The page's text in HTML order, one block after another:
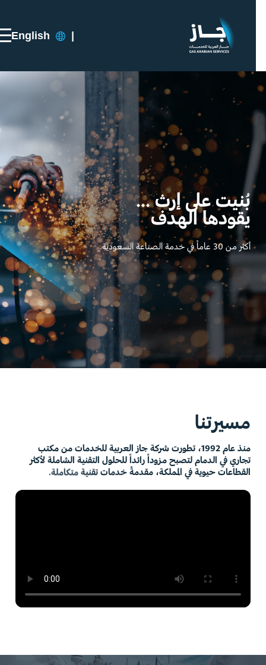
English
بُنيت على إرث ...
يقودها الهدف
أكثر من 30 عاماً في خدمة الصناعة السعودية.
مسيرتنا
منذ عام 1992، تطورت شركة جاز العربية للخدمات من مكتب
تجاري في الدمام لتصبح مزوداً رائداً للحلول التقنية الشاملة لأكثر
القطاعات حيوية في المملكة، مقدمةً خدمات تقنية متكاملة.